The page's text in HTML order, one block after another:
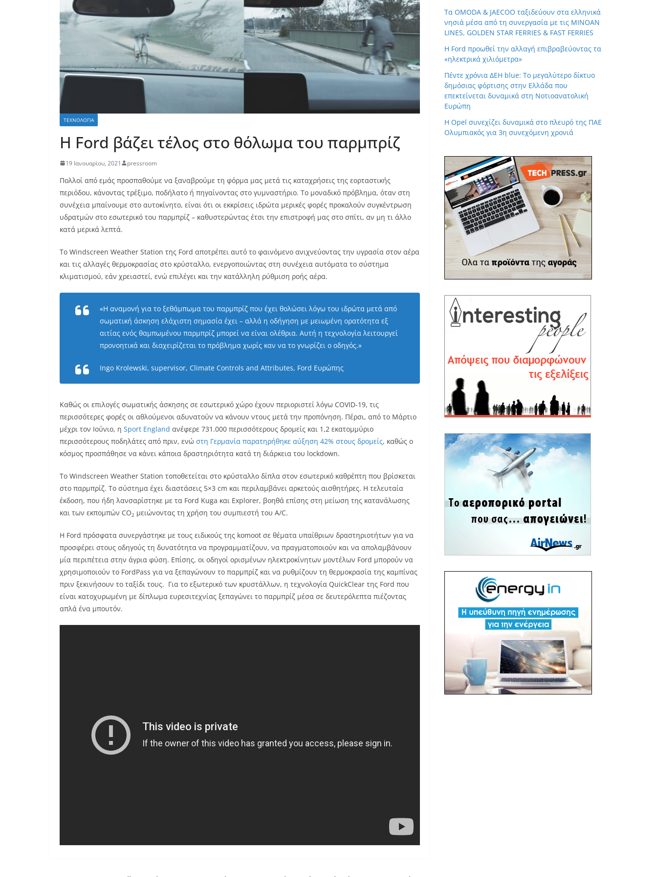
ΤΕΧΝΟΛΟΓΊΑ
Η Ford βάζει τέλος στο θόλωμα του παρμπρίζ
19 Ιανουαρίου, 2021 pressroom
Πολλοί από εμάς προσπαθούμε να ξαναβρούμε τη φόρμα μας μετά τις καταχρήσεις της εορταστικής
περιόδου, κάνοντας τρέξιμο, ποδήλατο ή πηγαίνοντας στο γυμναστήριο. Το μοναδικό πρόβλημα, όταν στη
συνέχεια μπαίνουμε στο αυτοκίνητο, είναι ότι οι εκκρίσεις ιδρώτα μερικές φορές προκαλούν συγκέντρωση
υδρατμών στο εσωτερικό του παρμπρίζ – καθυστερώντας έτσι την επιστροφή μας στο σπίτι, αν μη τι άλλο
κατά μερικά λεπτά.
Το Windscreen Weather Station της Ford αποτρέπει αυτό το φαινόμενο ανιχνεύοντας την υγρασία στον αέρα
και τις αλλαγές θερμοκρασίας στο κρύσταλλο, ενεργοποιώντας στη συνέχεια αυτόματα το σύστημα
κλιματισμού, εάν χρειαστεί, ενώ επιλέγει και την κατάλληλη ρύθμιση ροής αέρα.
«Η αναμονή για το ξεθάμπωμα του παρμπρίζ που έχει θολώσει λόγω του ιδρώτα μετά από
σωματική άσκηση ελάχιστη σημασία έχει – αλλά η οδήγηση με μειωμένη ορατότητα εξ
αιτίας ενός θαμπωμένου παρμπρίζ μπορεί να είναι ολέθρια. Αυτή η τεχνολογία λειτουργεί
προνοητικά και διαχειρίζεται το πρόβλημα χωρίς καν να το γνωρίζει ο οδηγός.»
Ingo Krolewski, supervisor, Climate Controls and Attributes, Ford Ευρώπης
Καθώς οι επιλογές σωματικής άσκησης σε εσωτερικό χώρο έχουν περιοριστεί λόγω COVID-19, τις
περισσότερες φορές οι αθλούμενοι αδυνατούν να κάνουν ντους μετά την προπόνηση. Πέρσι, από το Μάρτιο
μέχρι τον Ιούνιο, η Sport England ανέφερε 731.000 περισσότερους δρομείς και 1,2 εκατομμύριο
περισσότερους ποδηλάτες από πριν, ενώ στη Γερμανία παρατηρήθηκε αύξηση 42% στους δρομείς, καθώς ο
κόσμος προσπάθησε να κάνει κάποια δραστηριότητα κατά τη διάρκεια του lockdown.
Το Windscreen Weather Station τοποθετείται στο κρύσταλλο δίπλα στον εσωτερικό καθρέπτη που βρίσκεται
στο παρμπρίζ. Το σύστημα έχει διαστάσεις 5×3 cm και περιλαμβάνει αρκετούς αισθητήρες. Η τελευταία
έκδοση, που ήδη λανσαρίστηκε με τα Ford Kuga και Explorer, βοηθά επίσης στη μείωση της κατανάλωσης
και των εκπομπών CO2 μειώνοντας τη χρήση του συμπιεστή του A/C.
Η Ford πρόσφατα συνεργάστηκε με τους ειδικούς της komoot σε θέματα υπαίθριων δραστηριοτήτων για να
προσφέρει στους οδηγούς τη δυνατότητα να προγραμματίζουν, να πραγματοποιούν και να απολαμβάνουν
μία περιπέτεια στην άγρια φύση. Επίσης, οι οδηγοί ορισμένων ηλεκτροκίνητων μοντέλων Ford μπορούν να
χρησιμοποιούν το FordPass για να ξεπαγώνουν το παρμπρίζ και να ρυθμίζουν τη θερμοκρασία της καμπίνας
πριν ξεκινήσουν το ταξίδι τους. Για το εξωτερικό των κρυστάλλων, η τεχνολογία QuickClear της Ford που
είναι κατοχυρωμένη με δίπλωμα ευρεσιτεχνίας ξεπαγώνει το παρμπρίζ μέσα σε δευτερόλεπτα πιέζοντας
απλά ένα μπουτόν.
Τα OMODA & JAECOO ταξιδεύουν στα ελληνικά
νησιά μέσα από τη συνεργασία με τις MINOAN
LINES, GOLDEN STAR FERRIES & FAST FERRIES
Η Ford προωθεί την αλλαγή επιβραβεύοντας τα
«ηλεκτρικά χιλιόμετρα»
Πέντε χρόνια ΔΕΗ blue: Το μεγαλύτερο δίκτυο
δημόσιας φόρτισης στην Ελλάδα που
επεκτείνεται δυναμικά στη Νοτιοανατολική
Ευρώπη
Η Opel συνεχίζει δυναμικά στο πλευρό της ΠΑΕ
Ολυμπιακός για 3η συνεχόμενη χρονιά